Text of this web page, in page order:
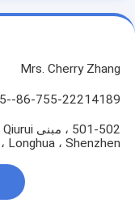
Mrs. Cherry Zhang
86-755-22214189--805
Longhua ، Shenzhen ، الصين